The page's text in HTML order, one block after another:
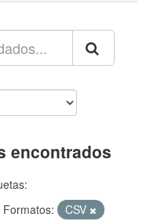
encontrados
Formatos:
CSV